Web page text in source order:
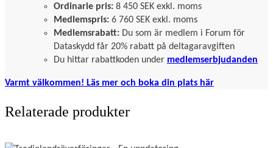
Ordinarie pris: 8 450 SEK exkl. moms
Medlemspris: 6 760 SEK exkl. moms
Medlemsrabatt: Du som är medlem i Forum för
Dataskydd får 20% rabatt på deltagaravgiften
Du hittar rabattkoden under medlemserbjudanden
Varmt välkommen! Läs mer och boka din plats här
Relaterade produkter